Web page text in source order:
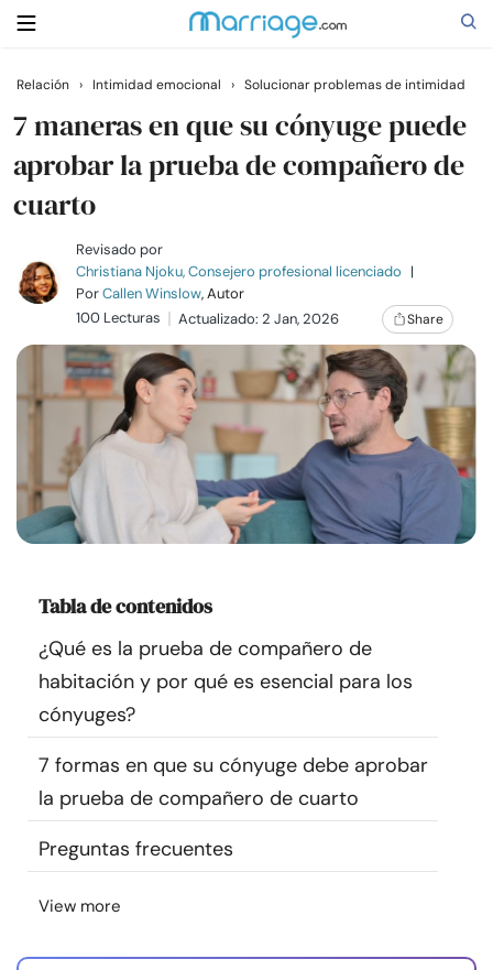
Buscar
Casarse
Relaciones
Familia
Ayuda
Cursos
Recursos
Encuentra un terapeuta
Idioma
Sobre nosotros Contáctanos Escríbenos
Publicidad con
nosotros
© Copyright 2026. Todos los derechos reservados.
Relación › Intimidad emocional › Solucionar problemas de intimidad
7 maneras en que su cónyuge puede
aprobar la prueba de compañero de
cuarto
Revisado por
Christiana Njoku, Consejero profesional licenciado |
PorCallen Winslow, Autor
100 Lecturas
Actualizado: 2 Jan, 2026 Share
Tabla de contenidos
¿Qué es la prueba de compañero de
habitación y por qué es esencial para los
cónyuges?
7 formas en que su cónyuge debe aprobar
la prueba de compañero de cuarto
Preguntas frecuentes
View more